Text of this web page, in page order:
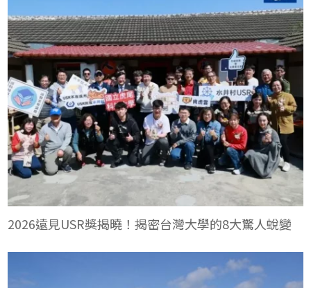
2026遠見USR獎揭曉！揭密台灣大學的8大驚人蛻變